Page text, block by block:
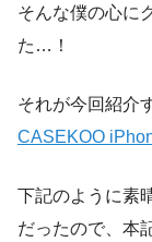
そんな僕の心に
た…！
それが今回紹介
CASEKOO
下記のように素
だったので、本